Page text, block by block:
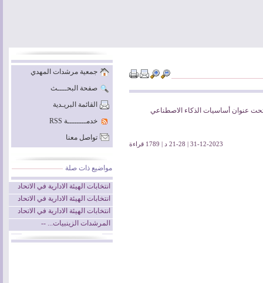
عنوان أساسيات الذكاء الاصطناعي
31-12-2023 | 21-28 د | 1789 قراءة
جمعية مرشدات المهدي
صفحة البحــــث
القائمة البريـدية
خدمــــــــة RSS
تواصل معنا
مواضيع ذات صلة
انتخابات‌ الهيئة الادارية في الاتحاد
انتخابات‌ الهيئة الادارية في الاتحاد
انتخابات‌ الهيئة الادارية في الاتحاد
المرشدات الزينبيات... --